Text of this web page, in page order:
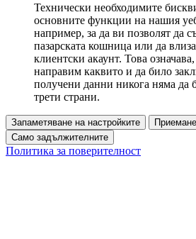
Технически необходимите
основните функции на нашия
например, за да ви позволят да
пазарската кошница или да
клиентски акаунт. Това
направим каквито и да било
получени данни никога няма да
трети страни.
Запаметяване на настройките
Приемане
Само задължителните
Политика за поверителност